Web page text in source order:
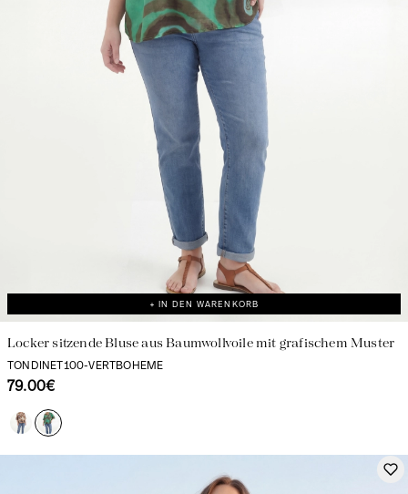
+ IN DEN WARENKORB
Locker sitzende Bluse aus Baumwollvoile mit grafischem Muster
TONDINET100-VERTBOHEME
79.00€